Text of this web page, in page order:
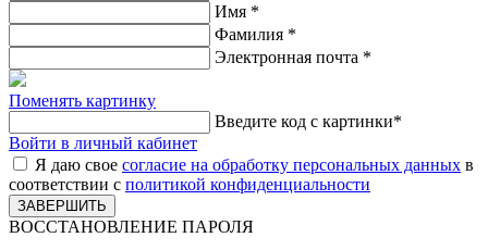
Имя *
Фамилия *
Электронная почта *
Поменять картинку
Введите код с картинки*
Войти в личный кабинет
Я даю свое согласие на обработку персональных данных в
соответствии с политикой конфиденциальности
ВОССТАНОВЛЕНИЕ ПАРОЛЯ